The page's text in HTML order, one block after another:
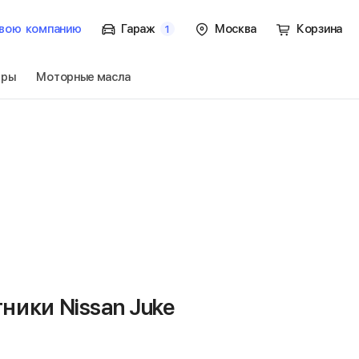
компанию Гараж 1 Москва Корзина
Моторные масла
Nissan Juke